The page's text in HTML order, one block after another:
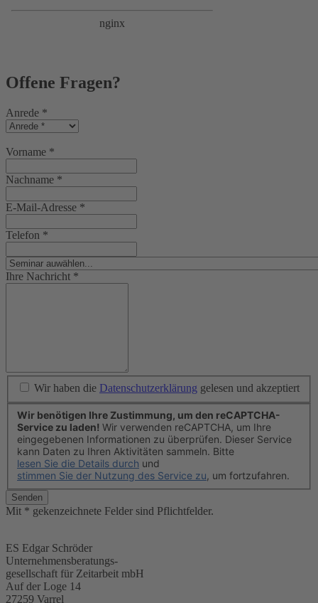
Offene Fragen?
Anrede *
Vorname *
Nachname *
E-Mail-Adresse *
Telefon *
Ihre Nachricht *
Wir haben die Datenschutzerklärung gelesen und akzeptiert
Wir benötigen Ihre Zustimmung, um den reCAPTCHA-
Service zu laden! Wir verwenden reCAPTCHA, um Ihre
eingegebenen Informationen zu überprüfen. Dieser Service
kann Daten zu Ihren Aktivitäten sammeln. Bitte
lesen Sie die Details durch und
stimmen Sie der Nutzung des Service zu, um fortzufahren.
Senden
Mit * gekenzeichnete Felder sind Pflichtfelder.
ES Edgar Schröder
Unternehmensberatungs-
gesellschaft für Zeitarbeit mbH
Auf der Loge 14
27259 Varrel